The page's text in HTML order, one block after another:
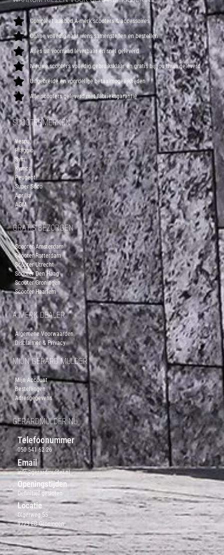
Compleet aanbod A-merk scooters & accessoires
Online volledig naar wens samenstellen en bestellen
Alles uit voorraad leverbaar en snel geleverd
Nieuwe scooters volledig gebruiksklaar en gratis bij jou thuis geleverd
Uitgebreide en voordelige betaalmogelijkheden
Alle scooters geleverd met fabrieksgarantie
SCOOTERMERKEN
Vespa
Piaggio
Sym
Kymco
Peugeot
Super Soco
Aprilia
AGM
GRATIS BEZORGEN
Scooter Amsterdam
Scooter Rotterdam
Scooter Utrecht
Scooter Den Haag
Scooter Groningen
Scooter Haarlem
A-MERK DEALER
Algemene Voorwaarden
Disclaimer & Privacy
MIJN GERARD MULDER
Mijn Account
Bestellingen
Adresgegevens
GERARDMULDER.NL
Telefoonummer
050 541 62 26
Email
info@gerardmulder.nl
Openingstijden
Definitief gesloten
Locatie
Olgerweg 55
9723 EB Groningen